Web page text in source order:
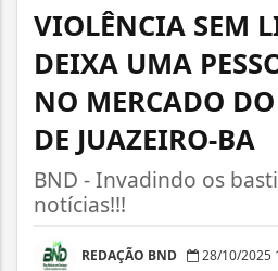
VIOLÊNCIA SEM
DEIXA UMA
NO MERCADO
DE JUAZEIRO-BA
BND - Invadindo os
notícias!!!
REDAÇÃO BND 28/10/2025